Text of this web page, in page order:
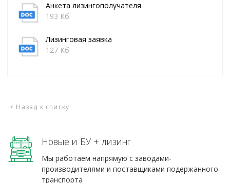
Анкета лизингополучателя
193 Кб
Лизинговая заявка
127 Кб
< Назад к списку
Новые и БУ + лизинг
Мы работаем напрямую с заводами-
производителями и поставщиками подержанного
транспорта